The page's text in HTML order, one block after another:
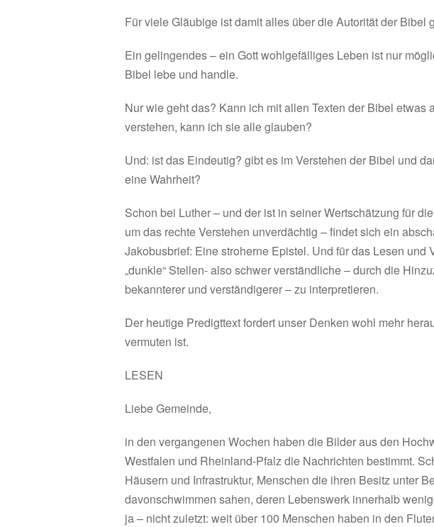
Für viele Gläubige ist damit alles über die Autorität der Bibel
Ein gelingendes – ein Gott wohlgefälliges Leben ist nur
Bibel lebe und handle.
Nur wie geht das? Kann ich mit allen Texten der Bibel etwas
verstehen, kann ich sie alle glauben?
Und: ist das Eindeutig? gibt es im Verstehen der Bibel und
eine Wahrheit?
Schon bei Luther – und der ist in seiner Wertschätzung für
um das rechte Verstehen unverdächtig – findet sich ein
Jakobusbrief: Eine stroherne Epistel. Und für das Lesen und
„dunkle“ Stellen- also schwer verständliche – durch die
bekannterer und verständigerer – zu interpretieren.
Der heutige Predigttext fordert unser Denken wohl mehr
vermuten ist.
LESEN
Liebe Gemeinde,
in den vergangenen Wochen haben die Bilder aus den
Westfalen und Rheinland-Pfalz die Nachrichten bestimmt.
Häusern und Infrastruktur, Menschen die ihren Besitz unter
davonschwimmen sahen, deren Lebenswerk innerhalb
ja – nicht zuletzt: weit über 100 Menschen haben in den